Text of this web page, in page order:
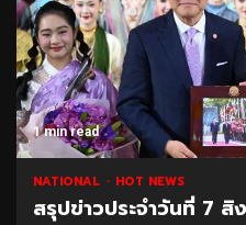
1 min read
NATIONAL HOT NEWS
สรุปข่าวประจำวันที่ 7